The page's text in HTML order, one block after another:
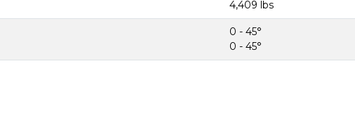
4,409 lbs
0 - 45°
0 - 45°